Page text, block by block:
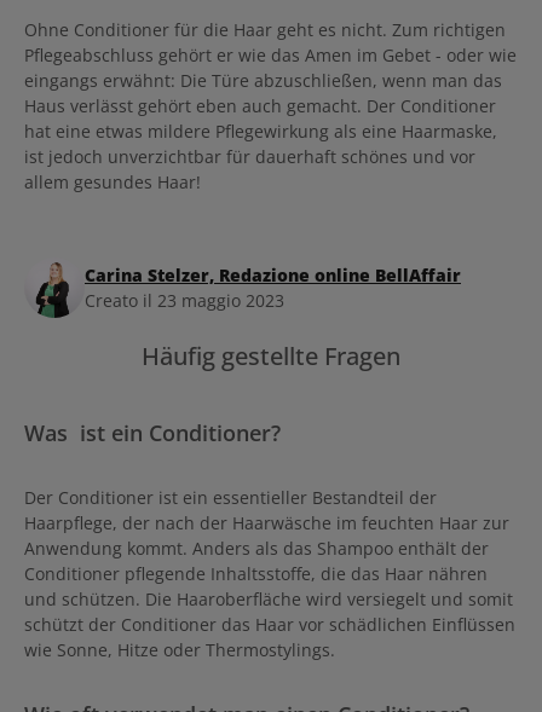
Ohne Conditioner für die Haar geht es nicht. Zum richtigen
Pflegeabschluss gehört er wie das Amen im Gebet - oder wie
eingangs erwähnt: Die Türe abzuschließen, wenn man das
Haus verlässt gehört eben auch gemacht. Der Conditioner
hat eine etwas mildere Pflegewirkung als eine Haarmaske,
ist jedoch unverzichtbar für dauerhaft schönes und vor
allem gesundes Haar!
Carina Stelzer, Redazione online BellAffair
Creato il 23 maggio 2023
Häufig gestellte Fragen
Was ist ein Conditioner?
Der Conditioner ist ein essentieller Bestandteil der
Haarpflege, der nach der Haarwäsche im feuchten Haar zur
Anwendung kommt. Anders als das Shampoo enthält der
Conditioner pflegende Inhaltsstoffe, die das Haar nähren
und schützen. Die Haaroberfläche wird versiegelt und somit
schützt der Conditioner das Haar vor schädlichen Einflüssen
wie Sonne, Hitze oder Thermostylings.